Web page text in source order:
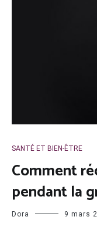
SANTÉ ET BIEN-ÊTRE
Comment
pendant la
Dora 9 mars